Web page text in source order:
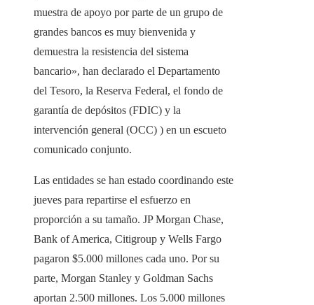
muestra de apoyo por parte de un grupo de
grandes bancos es muy bienvenida y
demuestra la resistencia del sistema
bancario», han declarado el Departamento
del Tesoro, la Reserva Federal, el fondo de
garantía de depósitos (FDIC) y la
intervención general (OCC) ) en un escueto
comunicado conjunto.
Las entidades se han estado coordinando este
jueves para repartirse el esfuerzo en
proporción a su tamaño. JP Morgan Chase,
Bank of America, Citigroup y Wells Fargo
pagaron $5.000 millones cada uno. Por su
parte, Morgan Stanley y Goldman Sachs
aportan 2.500 millones. Los 5.000 millones